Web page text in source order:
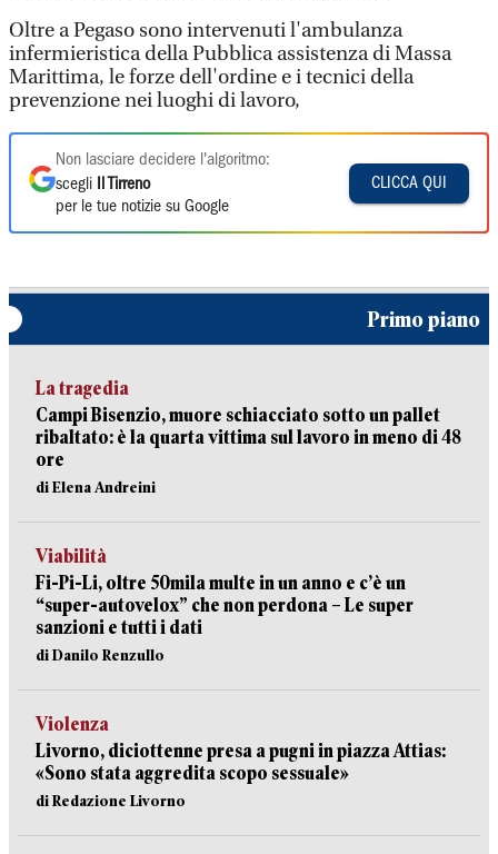
Oltre a Pegaso sono intervenuti l'ambulanza
infermieristica della Pubblica assistenza di Massa
Marittima, le forze dell'ordine e i tecnici della
prevenzione nei luoghi di lavoro,
Non lasciare decidere l'algoritmo:
scegli
Il Tirreno
per le tue notizie su Google
CLICCA QUI
Primo piano
La tragedia
Campi Bisenzio, muore schiacciato sotto un pallet
ribaltato: è la quarta vittima sul lavoro in meno di 48
ore
di Elena Andreini
Viabilità
Fi-Pi-Li, oltre 50mila multe in un anno e c’è un
“super-autovelox” che non perdona – Le super
sanzioni e tutti i dati
di Danilo Renzullo
Violenza
Livorno, diciottenne presa a pugni in piazza Attias:
«Sono stata aggredita scopo sessuale»
di Redazione Livorno